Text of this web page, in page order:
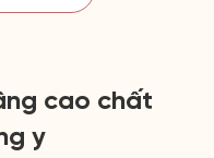
cao chất
y